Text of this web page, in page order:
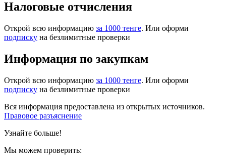
Налоговые отчисления
Открой всю информацию за 1000 тенге. Или оформи
подписку на безлимитные проверки
Информация по закупкам
Открой всю информацию за 1000 тенге. Или оформи
подписку на безлимитные проверки
Вся информация предоставлена из открытых источников.
Правовое разъяснение
Узнайте больше!
Мы можем проверить: